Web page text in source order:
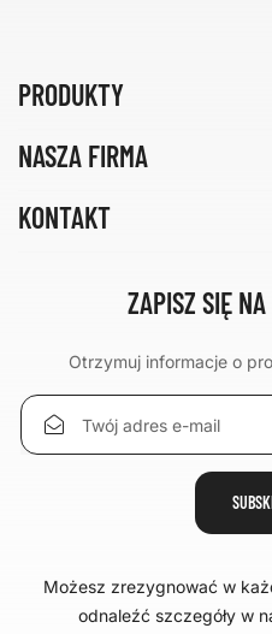
PRODUKTY
NASZA FIRMA
KONTAKT
ZAPISZ SIĘ
Otrzymuj informacje o
Możesz zrezygnować w
odnaleźć szczegóły w